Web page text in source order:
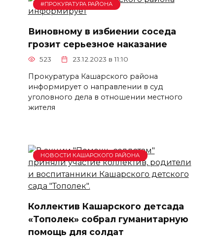
#ПРОКУРАТУРА РАЙОНА
Виновному в избиении соседа
грозит серьезное наказание
523 23.12.2023 в 11:10
Прокуратура Кашарского района
информирует о направлении в суд
уголовного дела в отношении местного
жителя
НОВОСТИ КАШАРСКОГО РАЙОНА
Коллектив Кашарского детсада
«Тополек» собрал гуманитарную
помощь для солдат